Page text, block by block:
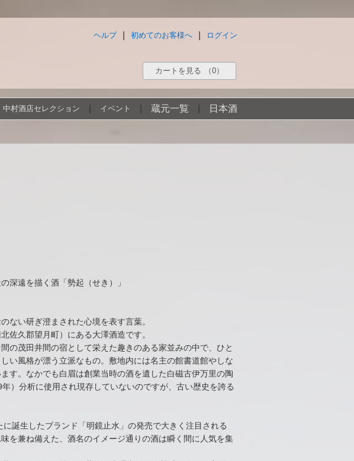
ログイン
初めてのお客様へ
ヘルプ
カートを見る （0）
中村酒店セレクション イベント 蔵元一覧 日本酒
深遠を描く酒「勢起（せき）」
ない研ぎ澄まされた心境を表す言葉。
佐久郡望月町）にある大澤酒造です。
の茂田井間の宿として栄えた趣きのある家並みの中で、ひと
い風格が漂う立派なもの。敷地内には名主の館書道館やしな
す。なかでも白眉は創業当時の酒を遺した白磁古伊万里の陶
）分析に使用され現存していないのですが、古い歴史を誇る
誕生したブランド「明鏡止水」の発売で大きく注目される
を兼ね備えた、酒名のイメージ通りの酒は瞬く間に人気を集